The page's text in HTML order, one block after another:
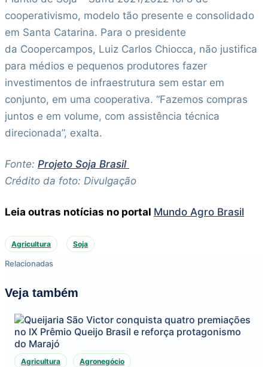
cooperativismo, modelo tão presente e consolidado
em Santa Catarina. Para o presidente
da Coopercampos, Luiz Carlos Chiocca, não justifica
para médios e pequenos produtores fazer
investimentos de infraestrutura sem estar em
conjunto, em uma cooperativa. “Fazemos compras
juntos e em volume, com assistência técnica
direcionada”, exalta.
Fonte: Projeto Soja Brasil
Crédito da foto: Divulgação
Leia outras notícias no portal Mundo Agro Brasil
Agricultura Soja
Relacionadas
Veja também
Agricultura Agronegócio